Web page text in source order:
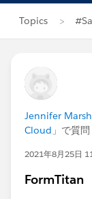
Topics
Jennifer
Cloud 」で質問
2021年8月25日
FormTitan